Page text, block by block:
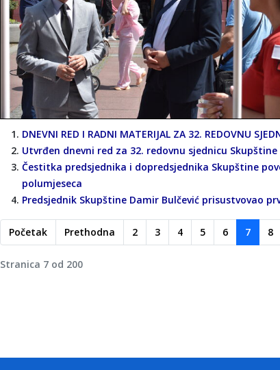
DNEVNI RED I RADNI MATERIJAL ZA 32. REDOVNU
Utvrđen dnevni red za 32. redovnu sjednicu
Čestitka predsjednika i dopredsjednika Skupštine
polumjeseca
Predsjednik Skupštine Damir Bulčević prisustvovao
Početak Prethodna 2 3 4 5 6 7 8
Stranica 7 od 200